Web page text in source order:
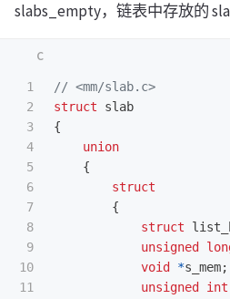
slabs_empty，链表中存放的
1
2
3
4
5
6
7
8
9
10
11
// <mm/slab.c>
struct
slab
{
union
{
struct
{
struct
unsigned
void
*s_mem;
unsigned
int